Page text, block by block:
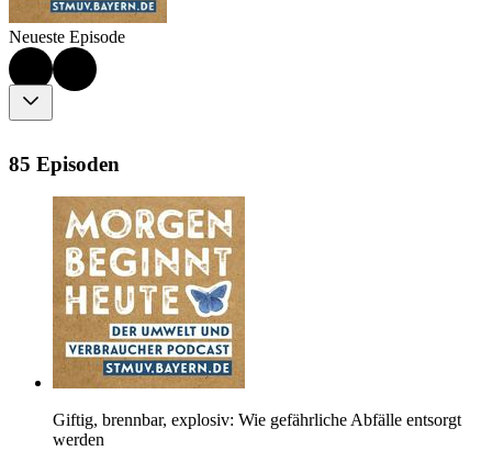
Neueste Episode
85 Episoden
Giftig, brennbar, explosiv: Wie gefährliche Abfälle entsorgt
werden